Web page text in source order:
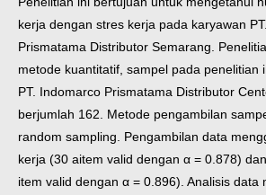
kerja dengan stres kerja pada karyawan
Prismatama Distributor Semarang.
metode kuantitatif, sampel pada penelitian
PT. Indomarco Prismatama Distributor
berjumlah 162. Metode pengambilan
random sampling. Pengambilan data
kerja (30 aitem valid dengan α = 0.878)
item valid dengan α = 0.896). Analisis data